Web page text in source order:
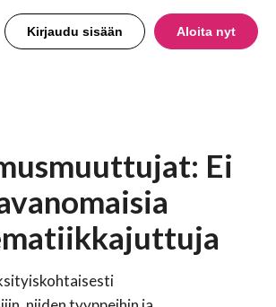
Kirjaudu sisään Aloita nyt
Ei